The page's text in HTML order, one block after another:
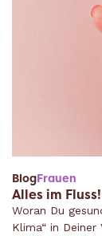
BlogFrauen
Alles im Fluss!
Woran Du
Klima“ in